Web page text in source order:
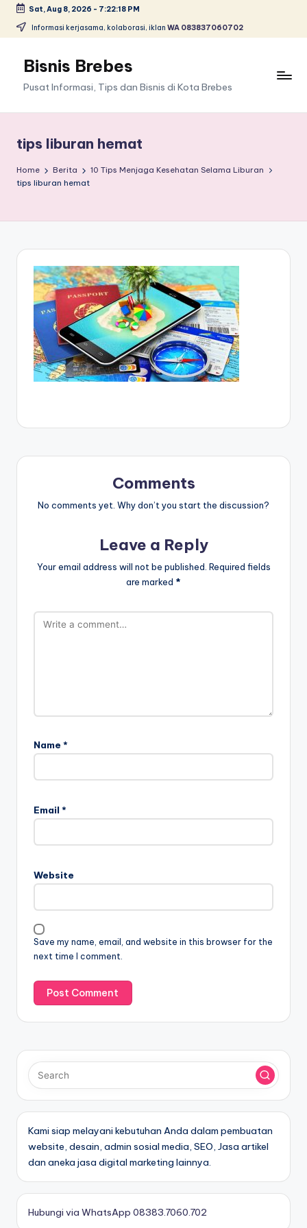
Skip
content
Sat, Aug 8, 2026 - 7:22:18 PM
Informasi kerjasama, kolaborasi, iklan WA 083837060702
Bisnis Brebes
Pusat Informasi, Tips dan Bisnis di Kota Brebes
tips liburan hemat
Home Berita
10 Tips Menjaga Kesehatan Selama Liburan
tips liburan hemat
Comments
No comments yet. Why don’t you start the discussion?
Leave a Reply
Your email address will not be published. Required fields
are marked *
Name *
Email *
Website
Save my name, email, and website in this browser for the
next time I comment.
Kami siap melayani kebutuhan Anda dalam pembuatan
website, desain, admin sosial media, SEO, Jasa artikel
dan aneka jasa digital marketing lainnya.
Hubungi via WhatsApp 08383.7060.702